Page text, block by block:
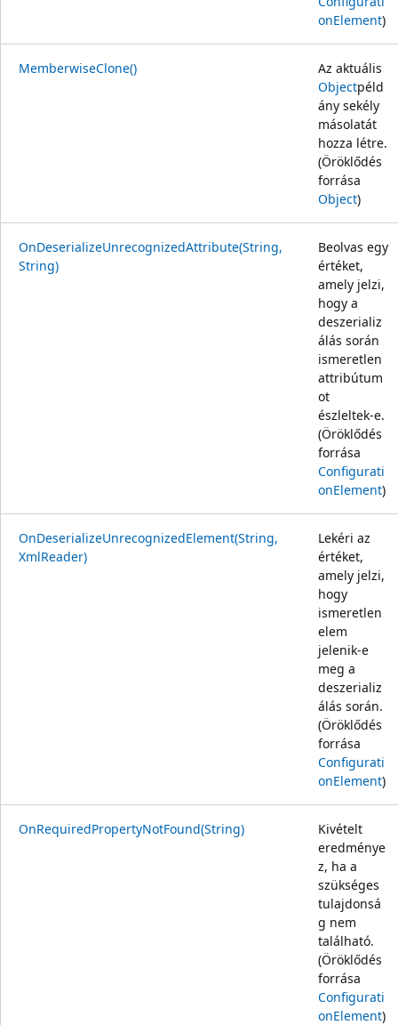
onElement)
MemberwiseClone()
Az aktuális
Objectpéld
ány sekély
másolatát
hozza létre.
(Öröklődés
forrása
Object)
OnDeserializeUnrecognizedAttribute(String,
String)
Beolvas egy
értéket,
amely jelzi,
hogy a
deszerializ
álás során
ismeretlen
attribútum
ot
észleltek-e.
(Öröklődés
forrása
Configurati
onElement)
OnDeserializeUnrecognizedElement(String,
XmlReader)
Lekéri az
értéket,
amely jelzi,
hogy
ismeretlen
elem
jelenik-e
meg a
deszerializ
álás során.
(Öröklődés
forrása
Configurati
onElement)
OnRequiredPropertyNotFound(String)
Kivételt
eredménye
z, ha a
szükséges
tulajdonsá
g nem
található.
(Öröklődés
forrása
Configurati
onElement)